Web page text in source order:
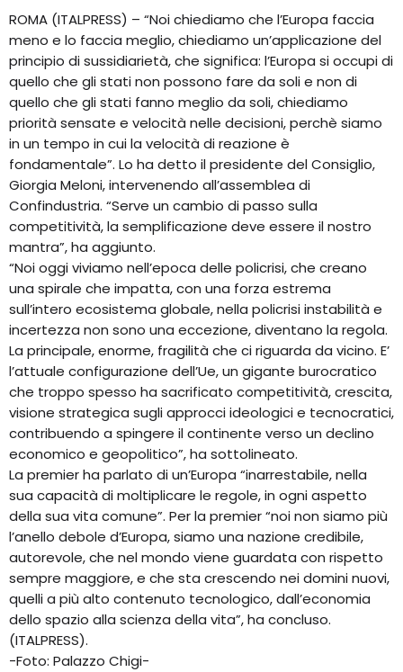
ROMA (ITALPRESS) – “Noi chiediamo che l’Europa faccia
meno e lo faccia meglio, chiediamo un’applicazione del
principio di sussidiarietà, che significa: l’Europa si occupi di
quello che gli stati non possono fare da soli e non di
quello che gli stati fanno meglio da soli, chiediamo
priorità sensate e velocità nelle decisioni, perchè siamo
in un tempo in cui la velocità di reazione è
fondamentale”. Lo ha detto il presidente del Consiglio,
Giorgia Meloni, intervenendo all’assemblea di
Confindustria. “Serve un cambio di passo sulla
competitività, la semplificazione deve essere il nostro
mantra”, ha aggiunto.
“Noi oggi viviamo nell’epoca delle policrisi, che creano
una spirale che impatta, con una forza estrema
sull’intero ecosistema globale, nella policrisi instabilità e
incertezza non sono una eccezione, diventano la regola.
La principale, enorme, fragilità che ci riguarda da vicino. E’
l’attuale configurazione dell’Ue, un gigante burocratico
che troppo spesso ha sacrificato competitività, crescita,
visione strategica sugli approcci ideologici e tecnocratici,
contribuendo a spingere il continente verso un declino
economico e geopolitico”, ha sottolineato.
La premier ha parlato di un’Europa “inarrestabile, nella
sua capacità di moltiplicare le regole, in ogni aspetto
della sua vita comune”. Per la premier “noi non siamo più
l’anello debole d’Europa, siamo una nazione credibile,
autorevole, che nel mondo viene guardata con rispetto
sempre maggiore, e che sta crescendo nei domini nuovi,
quelli a più alto contenuto tecnologico, dall’economia
dello spazio alla scienza della vita”, ha concluso.
(ITALPRESS).
-Foto: Palazzo Chigi-